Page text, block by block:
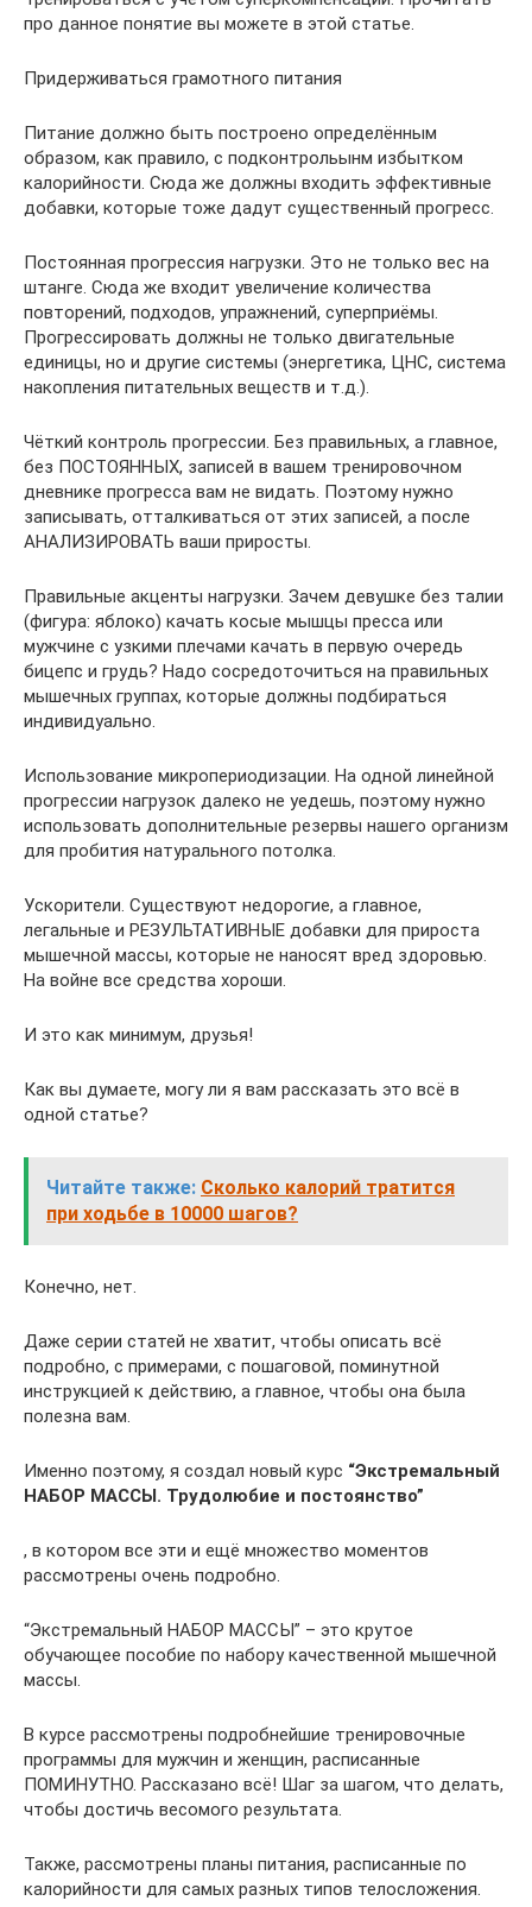
про данное понятие вы можете в этой статье.
Придерживаться грамотного питания
Питание должно быть построено определённым
образом, как правило, с подконтрольынм избытком
калорийности. Сюда же должны входить эффективные
добавки, которые тоже дадут существенный прогресс.
Постоянная прогрессия нагрузки. Это не только вес на
штанге. Сюда же входит увеличение количества
повторений, подходов, упражнений, суперприёмы.
Прогрессировать должны не только двигательные
единицы, но и другие системы (энергетика, ЦНС, система
накопления питательных веществ и т.д.).
Чёткий контроль прогрессии. Без правильных, а главное,
без ПОСТОЯННЫХ, записей в вашем тренировочном
дневнике прогресса вам не видать. Поэтому нужно
записывать, отталкиваться от этих записей, а после
АНАЛИЗИРОВАТЬ ваши приросты.
Правильные акценты нагрузки. Зачем девушке без талии
(фигура: яблоко) качать косые мышцы пресса или
мужчине с узкими плечами качать в первую очередь
бицепс и грудь? Надо сосредоточиться на правильных
мышечных группах, которые должны подбираться
индивидуально.
Использование микропериодизации. На одной линейной
прогрессии нагрузок далеко не уедешь, поэтому нужно
использовать дополнительные резервы нашего организм
для пробития натурального потолка.
Ускорители. Существуют недорогие, а главное,
легальные и РЕЗУЛЬТАТИВНЫЕ добавки для прироста
мышечной массы, которые не наносят вред здоровью.
На войне все средства хороши.
И это как минимум, друзья!
Как вы думаете, могу ли я вам рассказать это всё в
одной статье?
Читайте также: Сколько калорий тратится
при ходьбе в 10000 шагов?
Конечно, нет.
Даже серии статей не хватит, чтобы описать всё
подробно, с примерами, с пошаговой, поминутной
инструкцией к действию, а главное, чтобы она была
полезна вам.
Именно поэтому, я создал новый курс “Экстремальный
НАБОР МАССЫ. Трудолюбие и постоянство”
, в котором все эти и ещё множество моментов
рассмотрены очень подробно.
“Экстремальный НАБОР МАССЫ” – это крутое
обучающее пособие по набору качественной мышечной
массы.
В курсе рассмотрены подробнейшие тренировочные
программы для мужчин и женщин, расписанные
ПОМИНУТНО. Рассказано всё! Шаг за шагом, что делать,
чтобы достичь весомого результата.
Также, рассмотрены планы питания, расписанные по
калорийности для самых разных типов телосложения.